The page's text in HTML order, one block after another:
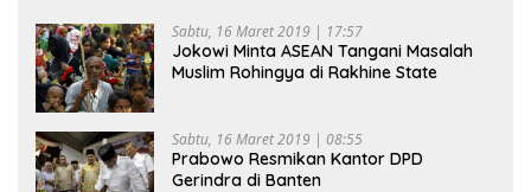
Sabtu, 16 Maret 2019 | 17:57
Jokowi Minta ASEAN Tangani Masalah
Muslim Rohingya di Rakhine State
Sabtu, 16 Maret 2019 | 08:55
Prabowo Resmikan Kantor DPD
Gerindra di Banten